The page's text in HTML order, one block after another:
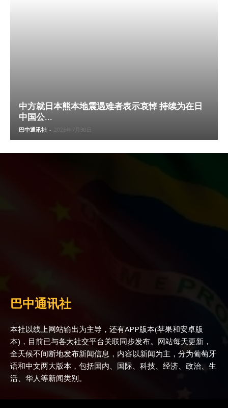
中方就日本熊本地震遇难者表示哀悼 持续为在日
中国公...
巴中通讯社 - 2026年7月30日
巴中通讯社
本社以线上网站输出为主导，还有APP版本(苹果和安卓版
本)，目前已与各大社交平台关联同步发布。网站每天更新，
全天候不间断地发布新闻信息，内容以新闻为主，分为葡萄牙
语和中文两大版本，包括国内、国际、科技、经济、政治、生
活、华人等新闻类别。